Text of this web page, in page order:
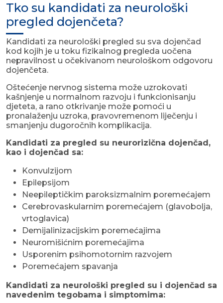
Tko su kandidati za neurološki
pregled dojenčeta?
Kandidati za neurološki pregled su sva dojenčad
kod kojih je u toku fizikalnog pregleda uočena
nepravilnost u očekivanom neurološkom odgovoru
dojenčeta.
Oštećenje nervnog sistema može uzrokovati
kašnjenje u normalnom razvoju i funkcionisanju
djeteta, a rano otkrivanje može pomoći u
pronalaženju uzroka, pravovremenom liječenju i
smanjenju dugoročnih komplikacija.
Kandidati za pregled su neurorizična dojenčad,
kao i dojenčad sa:
Konvulzijom
Epilepsijom
Neepileptičkim paroksizmalnim poremećajem
Cerebrovaskularnim poremećajem (glavobolja,
vrtoglavica)
Demijalinizacijskim poremećajima
Neuromišićnim poremećajima
Usporenim psihomotornim razvojem
Poremećajem spavanja
Kandidati za neurološki pregled su i dojenčad sa
navedenim tegobama i simptomima: